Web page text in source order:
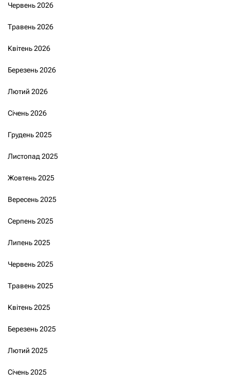
Червень 2026
Травень 2026
Квітень 2026
Березень 2026
Лютий 2026
Січень 2026
Грудень 2025
Листопад 2025
Жовтень 2025
Вересень 2025
Серпень 2025
Липень 2025
Червень 2025
Травень 2025
Квітень 2025
Березень 2025
Лютий 2025
Січень 2025